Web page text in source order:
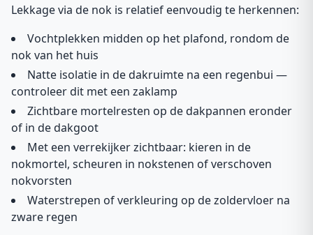
Lekkage via de nok is relatief eenvoudig te herkennen:
Vochtplekken midden op het plafond, rondom de
nok van het huis
Natte isolatie in de dakruimte na een regenbui —
controleer dit met een zaklamp
Zichtbare mortelresten op de dakpannen eronder
of in de dakgoot
Met een verrekijker zichtbaar: kieren in de
nokmortel, scheuren in nokstenen of verschoven
nokvorsten
Waterstrepen of verkleuring op de zoldervloer na
zware regen